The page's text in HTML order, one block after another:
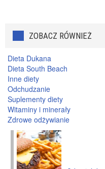
ZOBACZ RÓWNIEŻ
Dieta Dukana
Dieta South Beach
Inne diety
Odchudzanie
Suplementy diety
Witaminy i minerały
Zdrowe odżywianie